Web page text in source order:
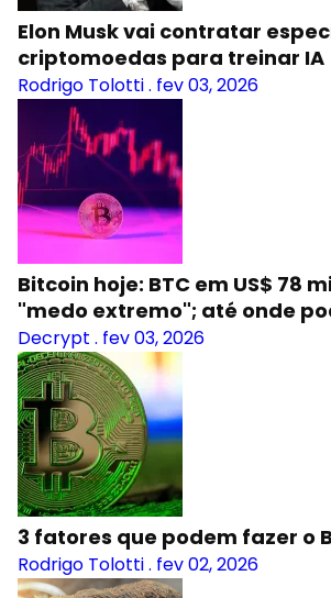
Elon Musk vai contratar
criptomoedas para treinar IA
Rodrigo Tolotti. fev 03, 2026
Bitcoin hoje: BTC em US$ 78
"medo extremo"; até onde
Decrypt . fev 03, 2026
3 fatores que podem fazer o
Rodrigo Tolotti. fev 02, 2026